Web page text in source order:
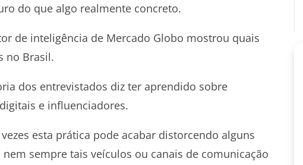
do que algo realmente concreto.
de inteligência de Mercado Globo mostrou quais
no Brasil.
dos entrevistados diz ter aprendido sobre
e influenciadores.
esta prática pode acabar distorcendo alguns
sempre tais veículos ou canais de comunicação